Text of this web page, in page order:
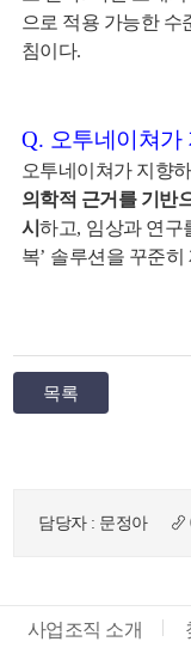
으로 적용 가능한
침이다.
Q. 오투네이쳐가
오투네이쳐가 지향
의학적 근거를 기반
시하고, 임상과 연구
복’ 솔루션을 꾸준히
목록
담당자 : 문정아
사업조직 소개